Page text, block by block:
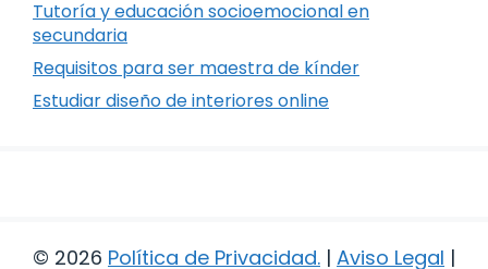
Tutoría y educación socioemocional en
secundaria
Requisitos para ser maestra de kínder
Estudiar diseño de interiores online
© 2026 Política de Privacidad. | Aviso Legal |